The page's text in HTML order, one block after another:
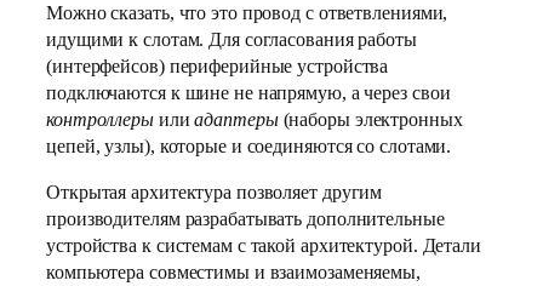
Можно сказать, что это провод с ответвлениями,
идущими к слотам. Для согласования работы
(интерфейсов) периферийные устройства
подключаются к шине не напрямую, а через свои
контроллерыилиадаптеры(наборы электронных
цепей, узлы), которые и соединяются со слотами.
Открытая архитектура позволяет другим
производителям разрабатывать дополнительные
устройства к системам с такой архитектурой. Детали
компьютера совместимы и взаимозаменяемы,